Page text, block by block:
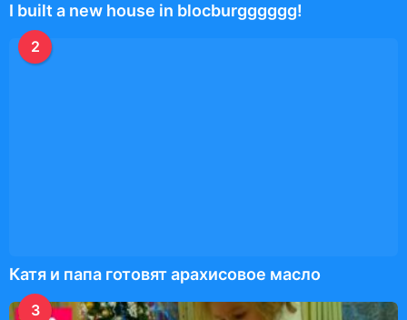
I built a new house in blocburgggggg!
2
Катя и папа готовят арахисовое масло
3